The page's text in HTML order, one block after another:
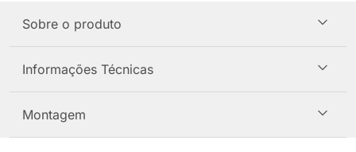
Sobre o produto
Informações Técnicas
Montagem